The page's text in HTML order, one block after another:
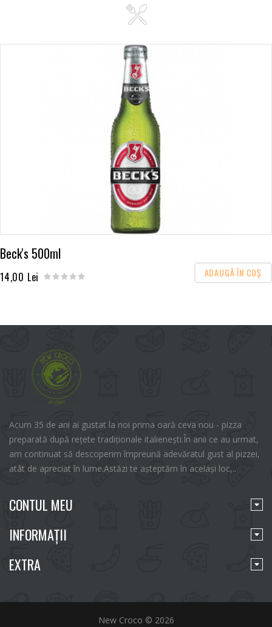
Beck's 500ml
14,00 Lei ADAUGĂ ÎN COŞ
Acum 35 de ani ai gustat la noi prima oară ceva nou - pizza
preparată după rețete tradiționale italienești.În anii ce au urmat,
am continuat să descoperim împreună adevăratul gust al pizzei,
atât de apreciat în lume.Astăzi te așteptăm în același loc,..
CONTUL MEU
INFORMAŢII
EXTRA
New Croco © 2026